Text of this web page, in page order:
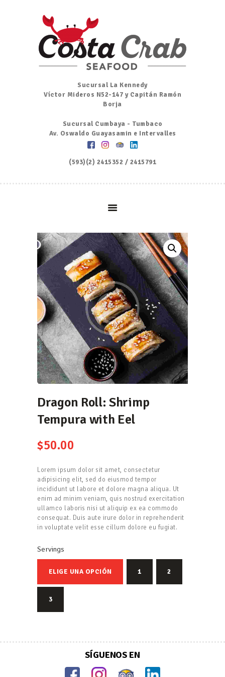
Sucursal La Kennedy
Víctor Mideros N52-147 y Capitán Ramón
Borja
Sucursal Cumbaya - Tumbaco
Av. Oswaldo Guayasamin e Intervalles
(593)(2) 2415352 / 2415791
Inicio
Nosotros
Menú
Ordena por Whatsapp
Promociones
Dragon Roll: Shrimp
Tempura with Eel
$50.00
Lorem ipsum dolor sit amet, consectetur
adipisicing elit, sed do eiusmod tempor
incididunt ut labore et dolore magna aliqua. Ut
enim ad minim veniam, quis nostrud exercitation
ullamco laboris nisi ut aliquip ex ea commodo
consequat. Duis aute irure dolor in reprehenderit
in voluptate velit esse cillum dolore eu fugiat.
Servings
ELIGE UNA OPCIÓN 1 2
3
SÍGUENOS EN